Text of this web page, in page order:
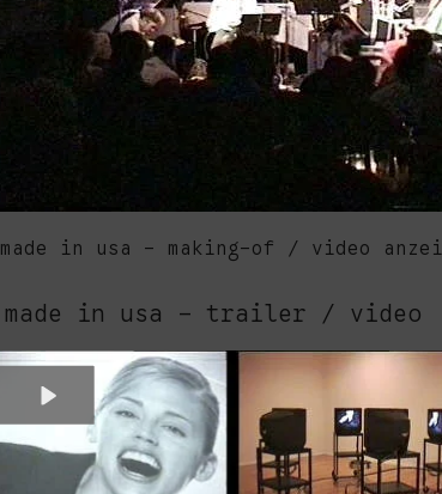
made in usa - making-of / video
made in usa - trailer / video
Play